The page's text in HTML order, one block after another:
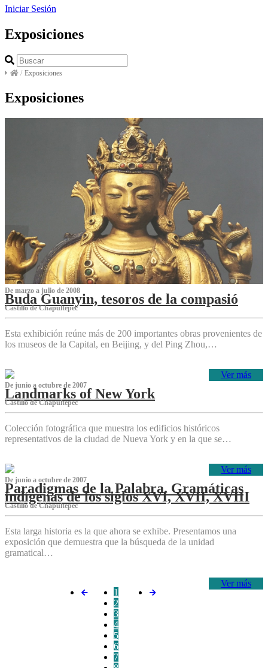
Iniciar Sesión
Exposiciones
/ Exposiciones
Exposiciones
De marzo a julio de 2008
Buda Guanyin, tesoros de la compasió
Castillo de Chapultepec
Esta exhibición reúne más de 200 importantes obras provenientes de
los museos de la Capital, en Beijing, y del Ping Zhou,…
Ver más
De junio a octubre de 2007
Landmarks of New York
Castillo de Chapultepec
Colección fotográfica que muestra los edificios históricos
representativos de la ciudad de Nueva York y en la que se…
Ver más
De junio a octubre de 2007
Paradigmas de la Palabra. Gramáticas
indígenas de los siglos XVI, XVII, XVIII
Castillo de Chapultepec
Esta larga historia es la que ahora se exhibe. Presentamos una
exposición que demuestra que la búsqueda de la unidad
gramatical…
Ver más
1
2
3
4
5
6
7